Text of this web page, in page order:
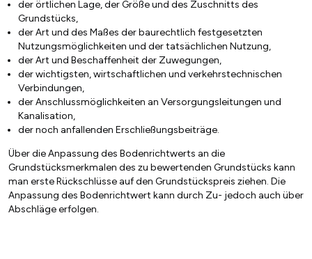
der örtlichen Lage, der Größe und des Zuschnitts des
Grundstücks,
der Art und des Maßes der baurechtlich festgesetzten
Nutzungsmöglichkeiten und der tatsächlichen Nutzung,
der Art und Beschaffenheit der Zuwegungen,
der wichtigsten, wirtschaftlichen und verkehrstechnischen
Verbindungen,
der Anschlussmöglichkeiten an Versorgungsleitungen und
Kanalisation,
der noch anfallenden Erschließungsbeiträge.
Über die Anpassung des Bodenrichtwerts an die
Grundstücksmerkmalen des zu bewertenden Grundstücks kann
man erste Rückschlüsse auf den Grundstückspreis ziehen. Die
Anpassung des Bodenrichtwert kann durch Zu- jedoch auch über
Abschläge erfolgen.